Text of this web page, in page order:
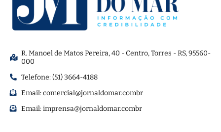
R. Manoel de Matos Pereira, 40 - Centro, Torres - RS, 95560-
000
Telefone: (51) 3664-4188
Email:comercial@jornaldomar.combr
Email:imprensa@jornaldomar.combr